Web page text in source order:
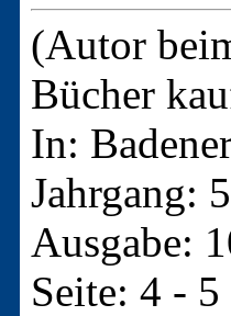
(Autor
Bücher
In:
Jahrgang:
Ausgabe:
Seite: 4 - 5